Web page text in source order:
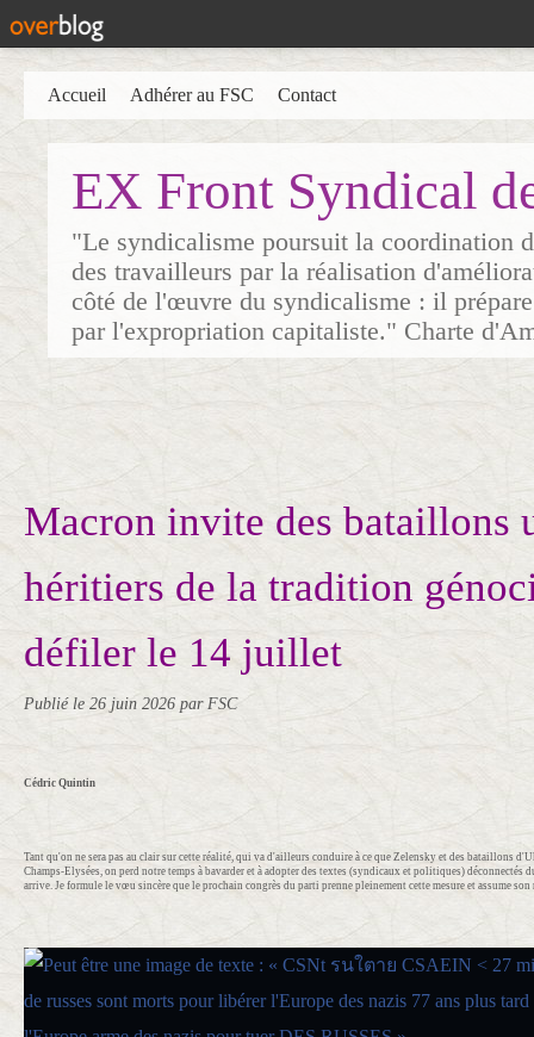
EX Front Syndical
"Le syndicalisme poursuit la coordination
des travailleurs par la réalisation
côté de l'œuvre du syndicalisme : il
par l'expropriation capitaliste." Charte
Accueil Adhérer au FSC Contact
Macron invite des bataillons
héritiers de la tradition
défiler le 14 juillet
Publié le 26 juin 2026 par FSC
Cédric Quintin
Tant qu'on ne sera pas au clair sur cette réalité, qui va d'ailleurs conduire à ce que Zelensky et des bataillons
Champs-Elysées, on perd notre temps à bavarder et à adopter des textes (syndicaux et politiques) déconnectés
arrive. Je formule le vœu sincère que le prochain congrès du parti prenne pleinement cette mesure et assume